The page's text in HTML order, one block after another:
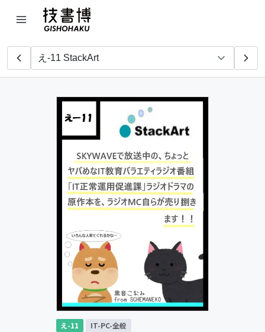
いもあらい。
え-11 IT-PC-全般